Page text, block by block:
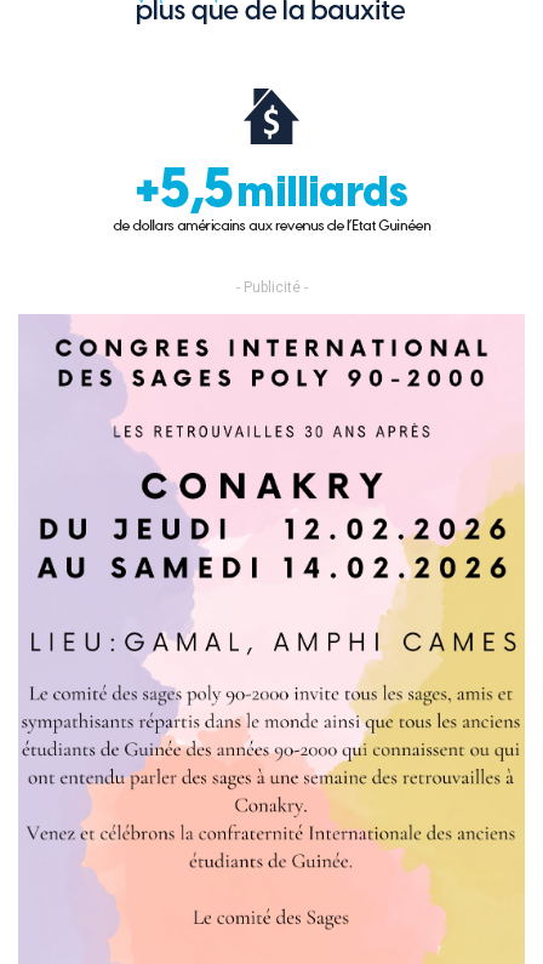
- Publicité -